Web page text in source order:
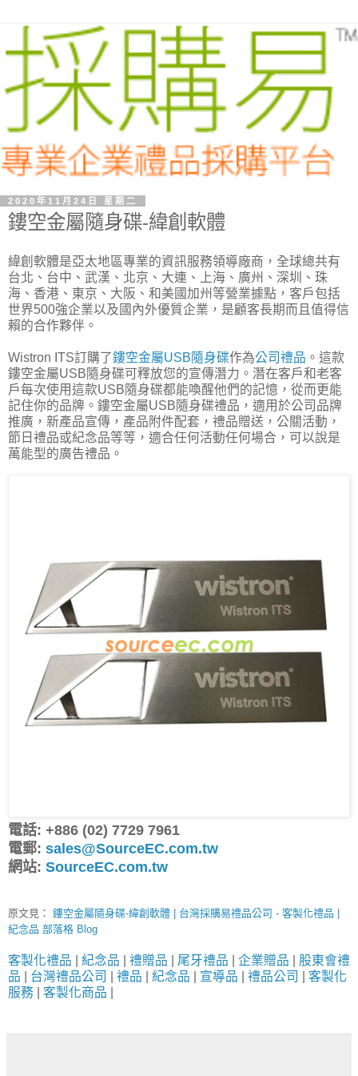
2020年11月24日 星期二
鏤空金屬隨身碟-緯創軟體
緯創軟體是亞太地區專業的資訊服務領導廠商，全球總共有
台北、台中、武漢、北京、大連、上海、廣州、深圳、珠
海、香港、東京、大阪、和美國加州等營業據點，客戶包括
世界500強企業以及國內外優質企業，是顧客長期而且值得信
賴的合作夥伴。
Wistron ITS訂購了鏤空金屬USB隨身碟作為公司禮品 。這款
鏤空金屬USB隨身碟可釋放您的宣傳潛力。潛在客戶和老客
戶每次使用這款USB隨身碟都能喚醒他們的記憶，從而更能
記住你的品牌。鏤空金屬USB隨身碟禮品，適用於公司品牌
推廣，新產品宣傳，產品附件配套，禮品贈送，公關活動，
節日禮品或紀念品等等，適合任何活動任何場合，可以說是
萬能型的廣告禮品。
電話: +886 (02) 7729 7961
電郵: sales@SourceEC.com.tw
網站: SourceEC.com.tw
原文見： 鏤空金屬隨身碟-緯創軟體 | 台灣採購易禮品公司 - 客製化禮品 |
紀念品 部落格 Blog
客製化禮品 紀念品 禮贈品 尾牙禮品 企業贈品
股東會禮
品
台灣禮品公司 禮品 紀念品 宣導品 禮品公司
客製化
服務
客製化商品